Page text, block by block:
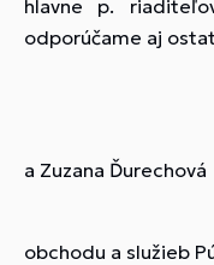
hlavne p.
odporúčame aj
Júlia
a Zuzana Ďurechová
obchodu a služieb